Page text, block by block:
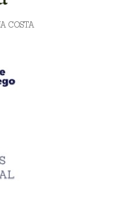
COSTA